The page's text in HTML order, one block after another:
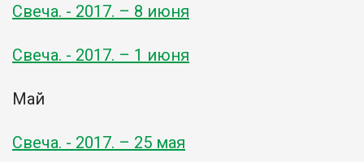
Свеча. - 2017. – 8 июня
Свеча. - 2017. – 1 июня
Май
Свеча. - 2017. – 25 мая